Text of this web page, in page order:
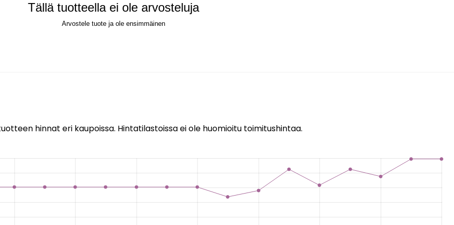
Tällä tuotteella ei ole arvosteluja
Arvostele tuote ja ole ensimmäinen
hinnat eri kaupoissa. Hintatilastoissa ei ole huomioitu toimitushintaa.